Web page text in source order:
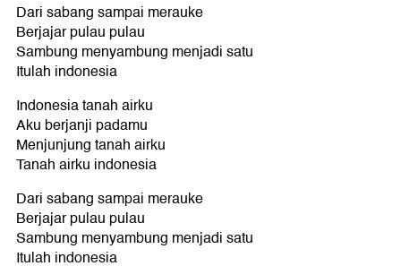
Dari sabang sampai merauke
Berjajar pulau pulau
Sambung menyambung menjadi satu
Itulah indonesia
Indonesia tanah airku
Aku berjanji padamu
Menjunjung tanah airku
Tanah airku indonesia
Dari sabang sampai merauke
Berjajar pulau pulau
Sambung menyambung menjadi satu
Itulah indonesia